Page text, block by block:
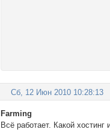
Сб, 12 Июн 2010 10:28:13
Farming
Всё работает. Какой хостинг